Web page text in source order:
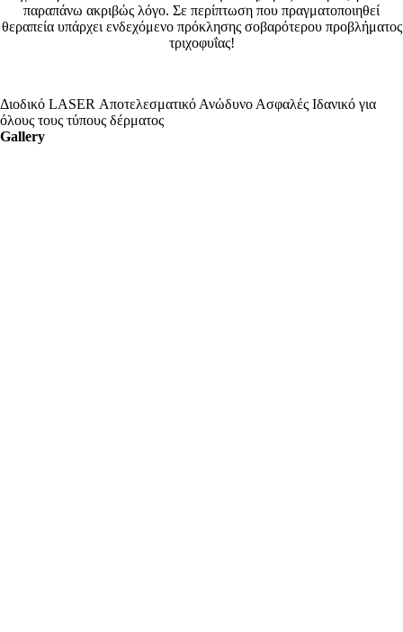
παραπάνω ακριβώς λόγο. Σε περίπτωση που πραγματοποιηθεί
θεραπεία υπάρχει ενδεχόμενο πρόκλησης σοβαρότερου προβλήματος
τριχοφυΐας!
Διοδικό LASER Αποτελεσματικό Ανώδυνο Ασφαλές Ιδανικό για
όλους τους τύπους δέρματος
Gallery